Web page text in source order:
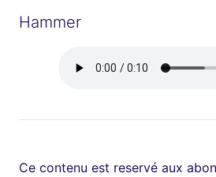
Hammer
Ce contenu est reservé aux